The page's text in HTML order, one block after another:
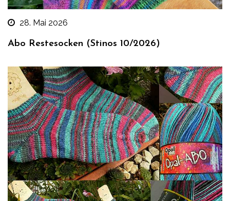
28. Mai 2026
Abo Restesocken (Stinos 10/2026)